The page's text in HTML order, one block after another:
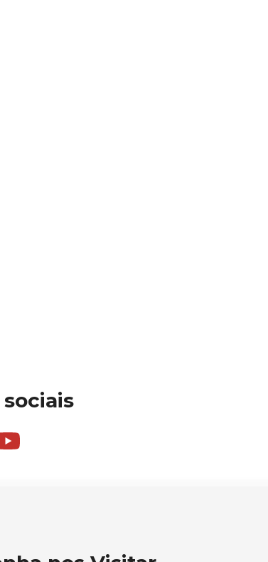
sociais